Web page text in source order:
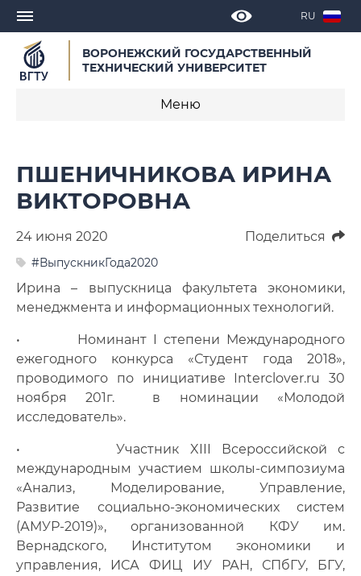
RU
ВОРОНЕЖСКИЙ ГОСУДАРСТВЕННЫЙ
ТЕХНИЧЕСКИЙ УНИВЕРСИТЕТ
Меню
Выступления, доклады, интервью
Календарь мероприятий
Корпоративные издания
Фото
Видео
Анкеты и опросы
Контакты для СМИ
ПШЕНИЧНИКОВА ИРИНА
ВИКТОРОВНА
24 июня 2020 Поделиться
#ВыпускникГода2020
Ирина – выпускница факультета экономики,
менеджмента и информационных технологий.
• Номинант I степени Международного
ежегодного конкурса «Студент года 2018»,
проводимого по инициативе Interclover.ru 30
ноября 201г. в номинации «Молодой
исследователь».
• Участник XIII Всероссийской с
международным участием школы-симпозиума
«Анализ, Моделирование, Управление,
Развитие социально-экономических систем
(АМУР-2019)», организованной КФУ им.
Вернадского, Институтом экономики и
управления, ИСА ФИЦ ИУ РАН, СПбГУ, БГУ,